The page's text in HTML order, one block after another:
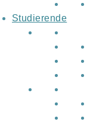
Studierende